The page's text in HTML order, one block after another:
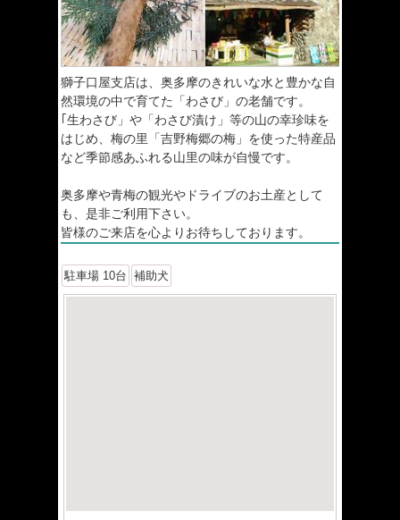
獅子口屋支店は、奥多摩のきれいな水と豊かな自
然環境の中で育てた「わさび」の老舗です。
｢生わさび」や「わさび漬け」等の山の幸珍味を
はじめ、梅の里「吉野梅郷の梅」を使った特産品
など季節感あふれる山里の味が自慢です。
奥多摩や青梅の観光やドライブのお土産として
も、是非ご利用下さい。
皆様のご来店を心よりお待ちしております。
駐車場 10台 補助犬